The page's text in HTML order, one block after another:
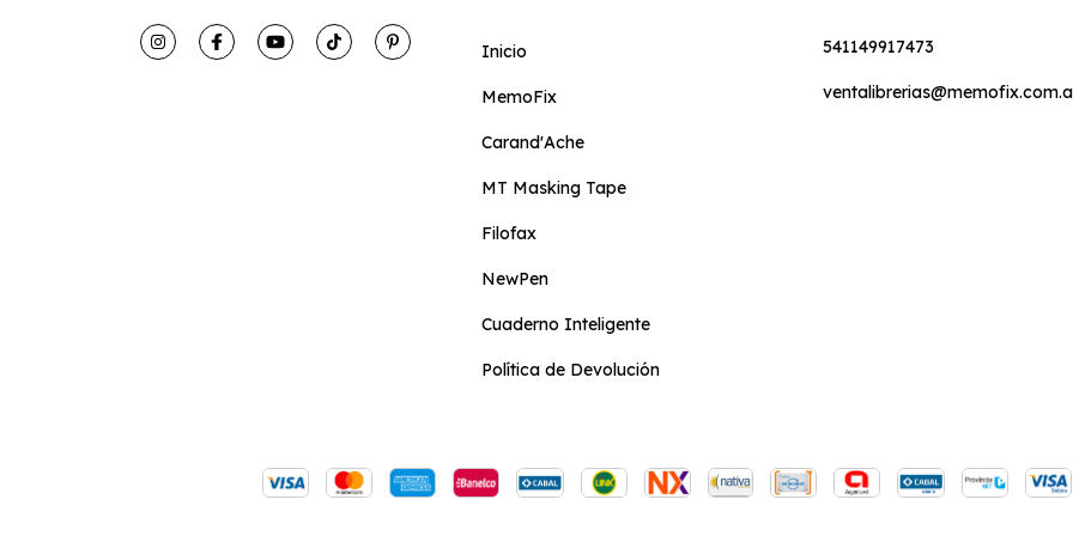
Inicio
MemoFix
Carand'Ache
MT Masking Tape
Filofax
NewPen
Cuaderno Inteligente
Política de Devolución
541149917473